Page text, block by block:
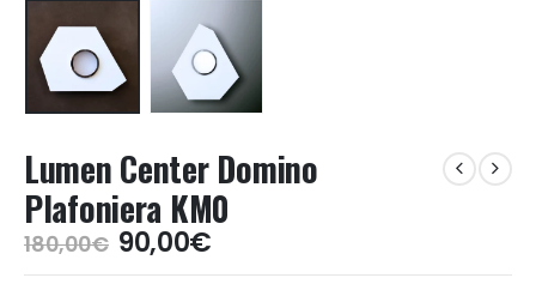
Lumen Center Domino
Plafoniera KM0
180,00€ Il
prezzo
90,00€Il
prezzo